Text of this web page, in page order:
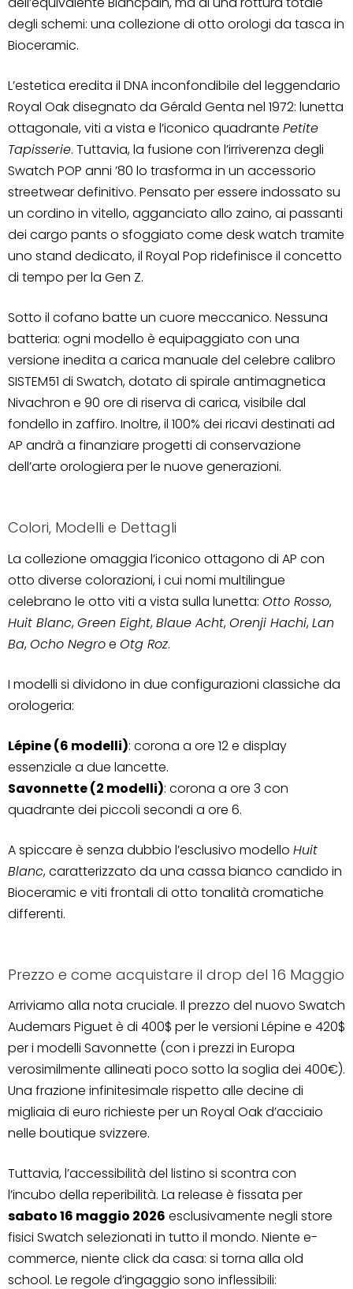
degli schemi: una collezione di otto orologi da tasca in
Bioceramic.
L’estetica eredita il DNA inconfondibile del leggendario
Royal Oak disegnato da Gérald Genta nel 1972: lunetta
ottagonale, viti a vista e l’iconico quadrante Petite
Tapisserie. Tuttavia, la fusione con l’irriverenza degli
Swatch POP anni ’80 lo trasforma in un accessorio
streetwear definitivo. Pensato per essere indossato su
un cordino in vitello, agganciato allo zaino, ai passanti
dei cargo pants o sfoggiato come desk watch tramite
uno stand dedicato, il Royal Pop ridefinisce il concetto
di tempo per la Gen Z.
Sotto il cofano batte un cuore meccanico. Nessuna
batteria: ogni modello è equipaggiato con una
versione inedita a carica manuale del celebre calibro
SISTEM51 di Swatch, dotato di spirale antimagnetica
Nivachron e 90 ore di riserva di carica, visibile dal
fondello in zaffiro. Inoltre, il 100% dei ricavi destinati ad
AP andrà a finanziare progetti di conservazione
dell’arte orologiera per le nuove generazioni.
Colori, Modelli e Dettagli
La collezione omaggia l’iconico ottagono di AP con
otto diverse colorazioni, i cui nomi multilingue
celebrano le otto viti a vista sulla lunetta: Otto Rosso,
Huit Blanc,Green Eight,Blaue Acht, Orenji Hachi,Lan
Ba, Ocho Negroe Otg Roz.
I modelli si dividono in due configurazioni classiche da
orologeria:
Lépine (6 modelli): corona a ore 12 e display
essenziale a due lancette.
Savonnette (2 modelli): corona a ore 3 con
quadrante dei piccoli secondi a ore 6.
A spiccare è senza dubbio l’esclusivo modello Huit
Blanc, caratterizzato da una cassa bianco candido in
Bioceramic e viti frontali di otto tonalità cromatiche
differenti.
Prezzo e come acquistare il drop del 16 Maggio
Arriviamo alla nota cruciale. Il prezzo del nuovo Swatch
Audemars Piguet è di 400$ per le versioni Lépine e 420$
per i modelli Savonnette (con i prezzi in Europa
verosimilmente allineati poco sotto la soglia dei 400€).
Una frazione infinitesimale rispetto alle decine di
migliaia di euro richieste per un Royal Oak d’acciaio
nelle boutique svizzere.
Tuttavia, l’accessibilità del listino si scontra con
l’incubo della reperibilità. La release è fissata per
sabato 16 maggio 2026 esclusivamente negli store
fisici Swatch selezionati in tutto il mondo. Niente e-
commerce, niente click da casa: si torna alla old
school. Le regole d’ingaggio sono inflessibili: